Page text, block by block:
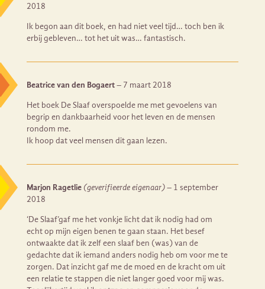
2018
Ik begon aan dit boek, en had niet veel tijd… toch ben ik
erbij gebleven… tot het uit was… fantastisch.
Beatrice van den Bogaert– 7 maart 2018
Het boek De Slaaf overspoelde me met gevoelens van
begrip en dankbaarheid voor het leven en de mensen
rondom me.
Ik hoop dat veel mensen dit gaan lezen.
Marjon Ragetlie (geverifieerde eigenaar)– 1 september
2018
‘De Slaaf’gaf me het vonkje licht dat ik nodig had om
echt op mijn eigen benen te gaan staan. Het besef
ontwaakte dat ik zelf een slaaf ben (was) van de
gedachte dat ik iemand anders nodig heb om voor me te
zorgen. Dat inzicht gaf me de moed en de kracht om uit
een relatie te stappen die niet langer goed voor mij was.